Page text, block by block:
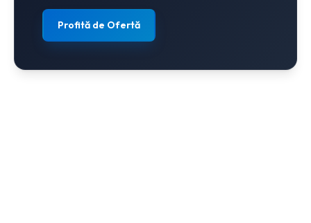
Profită de Ofertă